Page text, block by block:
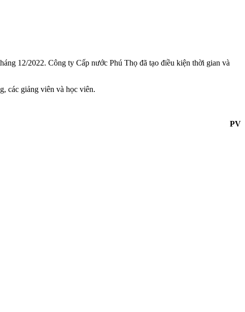
12/2022. Công ty Cấp nước Phú Thọ đã tạo điều kiện thời gian và
các giảng viên và học viên.
PV